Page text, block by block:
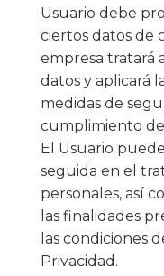
Usuario debe
ciertos datos de
empresa tratará
datos y aplicará
medidas de
cumplimiento
El Usuario
seguida en el
personales, así
las finalidades
las condiciones
Privacidad.